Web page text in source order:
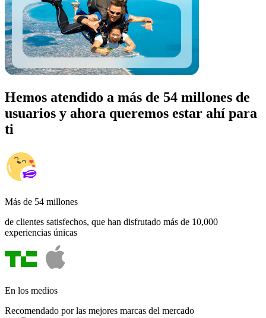
Hemos atendido a más de 54 millones de
usuarios y ahora queremos estar ahí para
ti
Más de 54 millones
de clientes satisfechos, que han disfrutado más de 10,000
experiencias únicas
En los medios
Recomendado por las mejores marcas del mercado